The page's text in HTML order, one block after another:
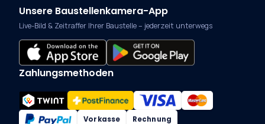
Unsere Baustellenkamera-App
Live-Bild & Zeitraffer Ihrer Baustelle – jederzeit unterwegs
Zahlungsmethoden
Vorkasse Rechnung